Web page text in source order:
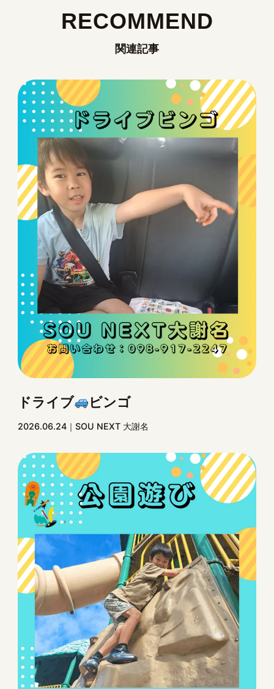
RECOMMEND
関連記事
ドライブ ビンゴ
2026.06.24 SOU NEXT 大謝名